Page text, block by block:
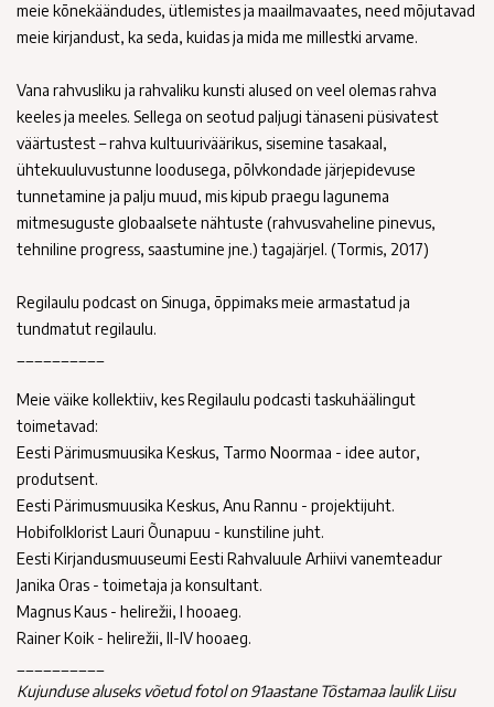
meie kõnekäändudes, ütlemistes ja maailmavaates, need mõjutavad
meie kirjandust, ka seda, kuidas ja mida me millestki arvame.
Vana rahvusliku ja rahvaliku kunsti alused on veel olemas rahva
keeles ja meeles. Sellega on seotud paljugi tänaseni püsivatest
väärtustest – rahva kultuuriväärikus, sisemine tasakaal,
ühtekuuluvustunne loodusega, põlvkondade järjepidevuse
tunnetamine ja palju muud, mis kipub praegu lagunema
mitmesuguste globaalsete nähtuste (rahvusvaheline pinevus,
tehniline progress, saastumine jne.) tagajärjel. (Tormis, 2017)
Regilaulu podcast on Sinuga, õppimaks meie armastatud ja
tundmatut regilaulu.
Meie väike kollektiiv, kes Regilaulu podcasti taskuhäälingut
toimetavad:
Eesti Pärimusmuusika Keskus, Tarmo Noormaa - idee autor,
produtsent.
Eesti Pärimusmuusika Keskus, Anu Rannu - projektijuht.
Hobifolklorist Lauri Õunapuu - kunstiline juht.
Eesti Kirjandusmuuseumi Eesti Rahvaluule Arhiivi vanemteadur
Janika Oras - toimetaja ja konsultant.
Magnus Kaus - helirežii, I hooaeg.
Rainer Koik - helirežii, II-IV hooaeg.
Kujunduse aluseks võetud fotol on 91aastane Tõstamaa laulik Liisu